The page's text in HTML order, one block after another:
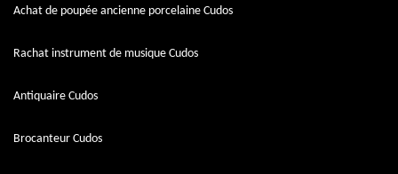
Achat de poupée ancienne porcelaine Cudos
Rachat instrument de musique Cudos
Antiquaire Cudos
Brocanteur Cudos